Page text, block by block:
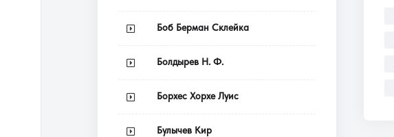
Боб Берман Склейка
Болдырев Н. Ф.
Борхес Хорхе Луис
Булычев Кир